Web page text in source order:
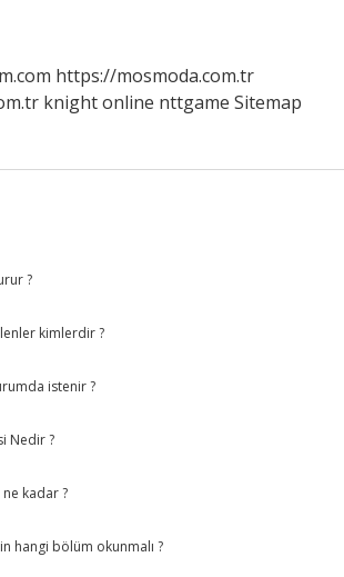
https://mosmoda.com.tr
knight online nttgame Sitemap
?
kimlerdir ?
istenir ?
Nedir ?
kadar ?
hangi bölüm okunmalı ?